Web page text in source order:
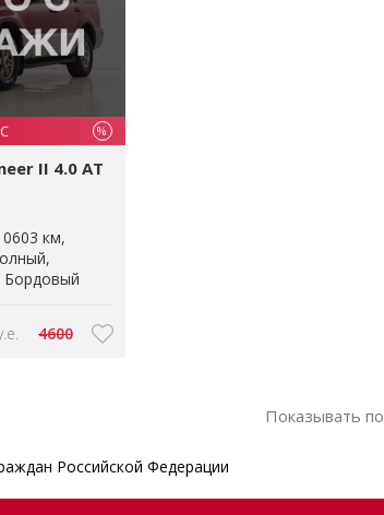
%
II 4.0 AT
км
Бордовый
4600
Показывать по
Российской Федерации